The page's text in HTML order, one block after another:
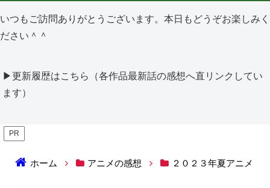
いつもご訪問ありがとうございます。本日もどうぞお楽しみく
ださい＾＾
▶更新履歴はこちら（各作品最新話の感想へ直リンクしてい
ます）
PR
ホーム アニメの感想 ２０２３年夏アニメ